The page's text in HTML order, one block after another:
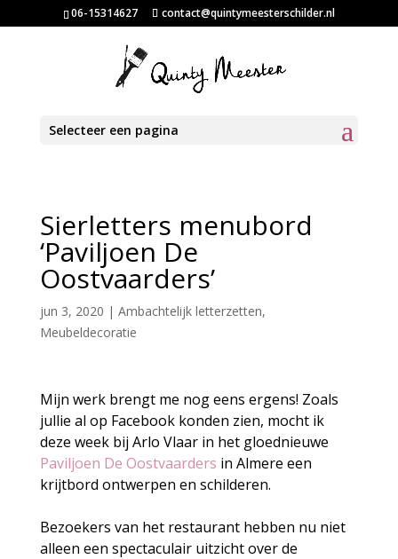
06-15314627 contact@quintymeesterschilder.nl
Selecteer een pagina
Sierletters menubord
‘Paviljoen De
Oostvaarders’
jun 3, 2020 | Ambachtelijk letterzetten,
Meubeldecoratie
Mijn werk brengt me nog eens ergens! Zoals
jullie al op Facebook konden zien, mocht ik
deze week bij Arlo Vlaar in het gloednieuwe
Paviljoen De Oostvaarders in Almere een
krijtbord ontwerpen en schilderen.
Bezoekers van het restaurant hebben nu niet
alleen een spectaculair uitzicht over de